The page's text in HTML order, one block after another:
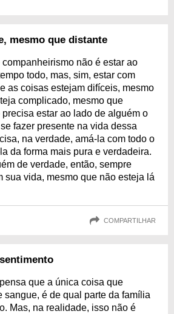
mesmo que distante
não é estar ao
todo, mas, sim, estar com
as coisas estejam difíceis, mesmo
complicado, mesmo que
estar ao lado de alguém o
fazer presente na vida dessa
na verdade, amá-la com todo o
da forma mais pura e verdadeira.
de verdade, então, sempre
sua vida, mesmo que não esteja lá
COMPARTILHAR
que a única coisa que
sangue, é de qual parte da família
Mas, na realidade, isso não é